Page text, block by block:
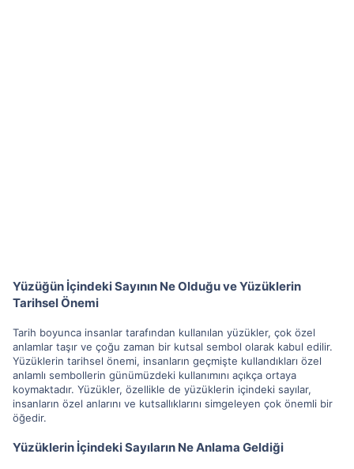
Yüzüğün İçindeki Sayının Ne Olduğu ve Yüzüklerin
Tarihsel Önemi
Tarih boyunca insanlar tarafından kullanılan yüzükler, çok özel
anlamlar taşır ve çoğu zaman bir kutsal sembol olarak kabul edilir.
Yüzüklerin tarihsel önemi, insanların geçmişte kullandıkları özel
anlamlı sembollerin günümüzdeki kullanımını açıkça ortaya
koymaktadır. Yüzükler, özellikle de yüzüklerin içindeki sayılar,
insanların özel anlarını ve kutsallıklarını simgeleyen çok önemli bir
öğedir.
Yüzüklerin İçindeki Sayıların Ne Anlama Geldiği